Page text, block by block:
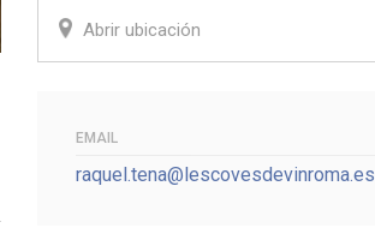
Abrir ubicación
EMAIL
raquel.tena@lescovesdevinroma.es